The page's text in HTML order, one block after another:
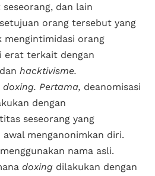
dan lain
orang tersebut yang
orang
erat terkait dengan
hacktivisme.
doxing. Pertama, deanomisasi
dengan
seseorang yang
menganonimkan diri.
nama asli.
doxing dilakukan dengan